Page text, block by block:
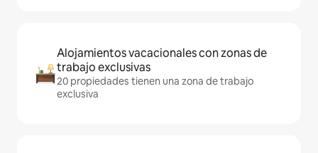
Alojamientos vacacionales con zonas de
trabajo exclusivas
20 propiedades tienen una zona de trabajo
exclusiva